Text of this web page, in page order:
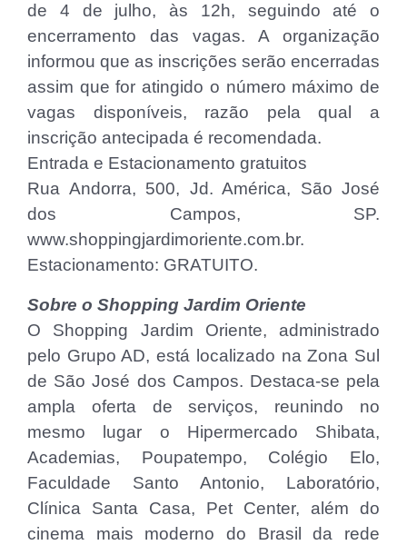
de 4 de julho, às 12h, seguindo até o
encerramento das vagas. A organização
informou que as inscrições serão encerradas
assim que for atingido o número máximo de
vagas disponíveis, razão pela qual a
inscrição antecipada é recomendada.
Entrada e Estacionamento gratuitos
Rua Andorra, 500, Jd. América, São José
dos Campos, SP.
www.shoppingjardimoriente.com.br.
Estacionamento: GRATUITO.
Sobre o Shopping Jardim Oriente
O Shopping Jardim Oriente, administrado
pelo Grupo AD, está localizado na Zona Sul
de São José dos Campos. Destaca-se pela
ampla oferta de serviços, reunindo no
mesmo lugar o Hipermercado Shibata,
Academias, Poupatempo, Colégio Elo,
Faculdade Santo Antonio, Laboratório,
Clínica Santa Casa, Pet Center, além do
cinema mais moderno do Brasil da rede